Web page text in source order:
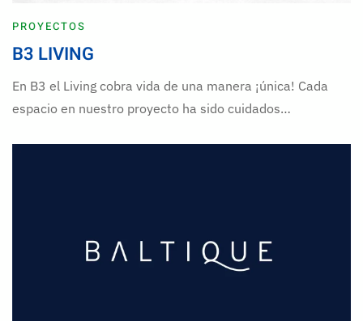
PROYECTOS
B3 LIVING
En B3 el Living cobra vida de una manera ¡única! Cada
espacio en nuestro proyecto ha sido cuidados…